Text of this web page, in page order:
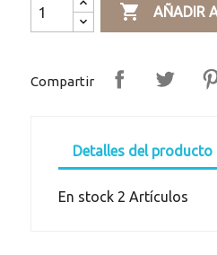
 AÑADIR
Compartir
Detalles del producto
En stock 2 Artículos